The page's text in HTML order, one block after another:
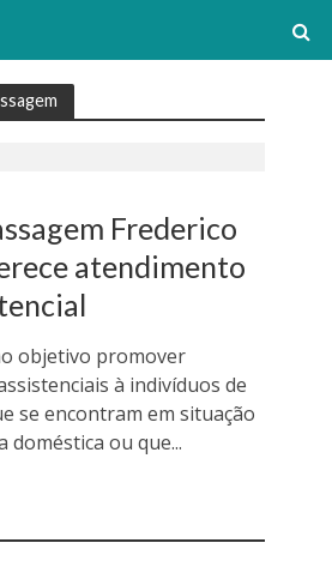
Frederico
atendimento
objetivo promover
à indivíduos de
se encontram em situação
doméstica ou que...